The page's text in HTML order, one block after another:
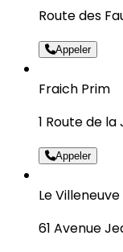
Route des
Appeler
Fraich Prim
1 Route de
Appeler
Le Villeneuve
61 Avenue